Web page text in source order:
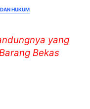
HUKUM
yang
Bekas